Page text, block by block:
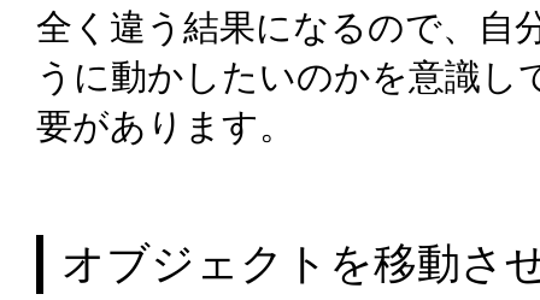
全く違う結果になるので、自
うに動かしたいのかを意識し
要があります。
オブジェクトを移動さ